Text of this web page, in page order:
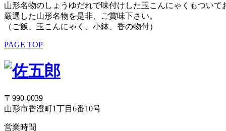
山形名物のしょうゆだれで味付けした玉こんにゃくもついて
厳選した山形名物を是非、ご賞味下さい。
（ご飯、玉こんにゃく、小鉢、香の物付）
PAGE TOP
〒990-0039
山形市香澄町1丁目6番10号
営業時間